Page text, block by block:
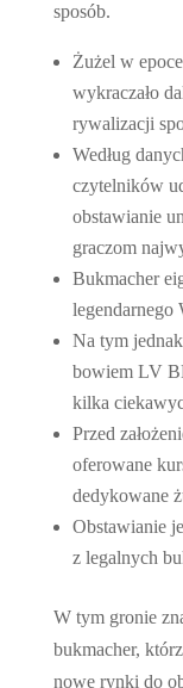
sposób.
Żużel w
wykraczało
rywalizacji
Według
czytelników
obstawianie
graczom
Bukmacher
legendarnego
Na tym
bowiem LV
kilka
Przed
oferowane
dedykowane
Obstawianie
z legalnych
W tym gronie
bukmacher,
nowe rynki do